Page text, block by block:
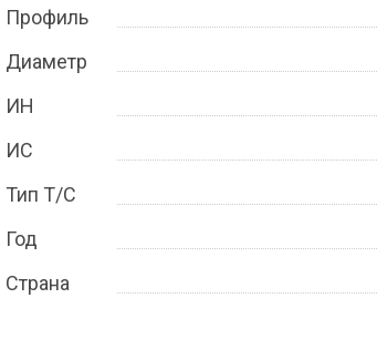
Профиль
Диаметр
ИН
ИС
Тип Т/С
Год
Страна